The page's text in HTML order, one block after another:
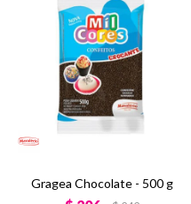
Gragea Chocolate - 500 g